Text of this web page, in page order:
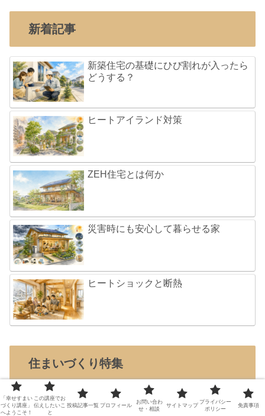
新着記事
新築住宅の基礎にひび割れが入ったら
どうする？
ヒートアイランド対策
ZEH住宅とは何か
災害時にも安心して暮らせる家
ヒートショックと断熱
住まいづくり特集
家族が幸せになる住まいづくり
「幸せすまい
づくり講座」
へようこそ！
この講座でお
伝えしたいこ
と
投稿記事一覧 プロフィール
お問い合わ
せ・相談
サイトマップ
プライバシー
ポリシー
免責事項